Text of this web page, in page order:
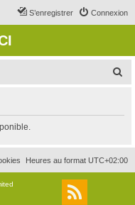
Connexion
S’enregistrer
r
c
Heures au format UTC+02:00